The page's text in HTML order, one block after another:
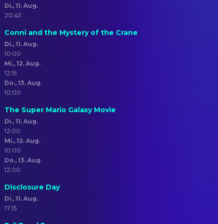
Di., 11. Aug.
20:45
Conni and the Mystery of the Crane
Di., 11. Aug.
10:00
Mi., 12. Aug.
12:15
Do., 13. Aug.
10:00
The Super Mario Galaxy Movie
Di., 11. Aug.
12:00
Mi., 12. Aug.
10:00
Do., 13. Aug.
12:00
Disclosure Day
Di., 11. Aug.
17:15